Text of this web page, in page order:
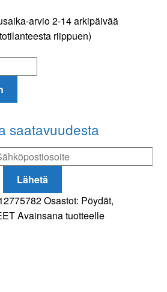
arvio 2-14 arkipäivää
riippuen)
saatavuudesta
Lähetä
Osastot: Pöydät,
Avainsana tuotteelle